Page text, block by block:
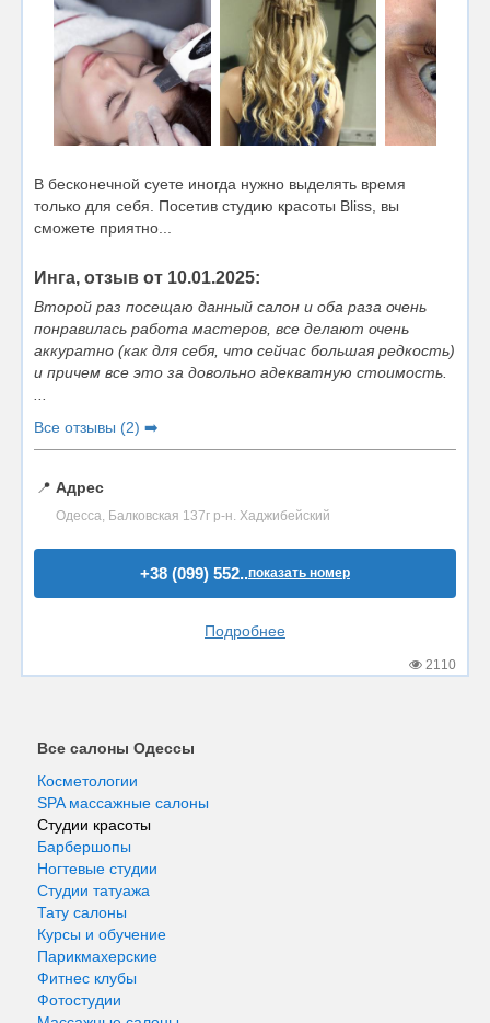
В бесконечной суете иногда нужно выделять время
только для себя. Посетив студию красоты Bliss, вы
сможете приятно...
Инга, отзыв от 10.01.2025:
Второй раз посещаю данный салон и оба раза очень
понравилась работа мастеров, все делают очень
аккуратно (как для себя, что сейчас большая редкость)
и причем все это за довольно адекватную стоимость.
Все отзывы (2) ➡️
📍 Адрес
Одесса, Балковская 137г р-н. Хаджибейский
+38 (099) 552..показать номер
Подробнее
2110
Все салоны Одессы
Косметологии
SPA массажные салоны
Студии красоты
Барбершопы
Ногтевые студии
Студии татуажа
Тату салоны
Курсы и обучение
Парикмахерские
Фитнес клубы
Фотостудии